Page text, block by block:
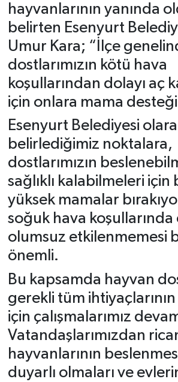
hayvanlarının yanında
belirten Esenyurt
Umur Kara; “İlçe
dostlarımızın kötü hava
koşullarından dolayı aç
için onlara mama
Esenyurt Belediyesi
belirlediğimiz noktalara,
dostlarımızın
sağlıklı kalabilmeleri için
yüksek mamalar
soğuk hava koşullarında
olumsuz etkilenmemesi
önemli.
Bu kapsamda hayvan
gerekli tüm
için çalışmalarımız
Vatandaşlarımızdan
hayvanlarının
duyarlı olmaları ve